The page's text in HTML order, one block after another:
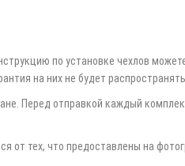
по установке чехлов
на них не будет
Перед отправкой каждый
от тех, что предоставлены на